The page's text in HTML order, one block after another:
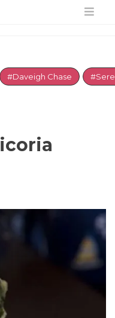
#Daveigh Chase